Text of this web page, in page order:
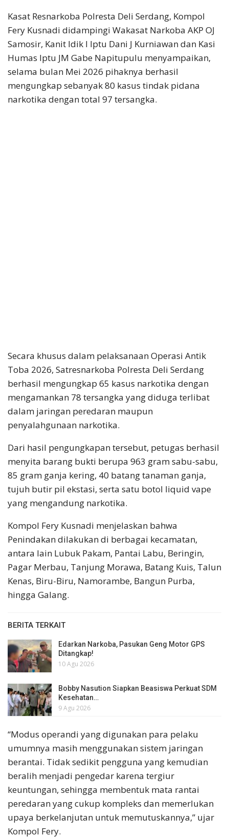
Kasat Resnarkoba Polresta Deli Serdang, Kompol
Fery Kusnadi didampingi Wakasat Narkoba AKP OJ
Samosir, Kanit Idik I Iptu Dani J Kurniawan dan Kasi
Humas Iptu JM Gabe Napitupulu menyampaikan,
selama bulan Mei 2026 pihaknya berhasil
mengungkap sebanyak 80 kasus tindak pidana
narkotika dengan total 97 tersangka.
Secara khusus dalam pelaksanaan Operasi Antik
Toba 2026, Satresnarkoba Polresta Deli Serdang
berhasil mengungkap 65 kasus narkotika dengan
mengamankan 78 tersangka yang diduga terlibat
dalam jaringan peredaran maupun
penyalahgunaan narkotika.
Dari hasil pengungkapan tersebut, petugas berhasil
menyita barang bukti berupa 963 gram sabu-sabu,
85 gram ganja kering, 40 batang tanaman ganja,
tujuh butir pil ekstasi, serta satu botol liquid vape
yang mengandung narkotika.
Kompol Fery Kusnadi menjelaskan bahwa
Penindakan dilakukan di berbagai kecamatan,
antara lain Lubuk Pakam, Pantai Labu, Beringin,
Pagar Merbau, Tanjung Morawa, Batang Kuis, Talun
Kenas, Biru-Biru, Namorambe, Bangun Purba,
hingga Galang.
BERITA TERKAIT
Edarkan Narkoba, Pasukan Geng Motor GPS
Ditangkap!
10 Agu 2026
Bobby Nasution Siapkan Beasiswa Perkuat SDM
Kesehatan…
9 Agu 2026
“Modus operandi yang digunakan para pelaku
umumnya masih menggunakan sistem jaringan
berantai. Tidak sedikit pengguna yang kemudian
beralih menjadi pengedar karena tergiur
keuntungan, sehingga membentuk mata rantai
peredaran yang cukup kompleks dan memerlukan
upaya berkelanjutan untuk memutuskannya,” ujar
Kompol Fery.